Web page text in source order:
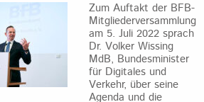
Zum Auftakt der BFB-
Mitgliederversammlung
am 5. Juli 2022 sprach
Dr. Volker Wissing
MdB, Bundesminister
für Digitales und
Verkehr, über seine
Agenda und die